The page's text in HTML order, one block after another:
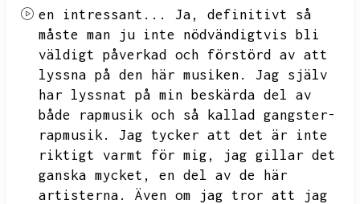
en intressant... Ja,
definitivt så
måste man ju inte nödvändigtvis bli
väldigt påverkad och förstörd av att
lyssna på den här musiken.
Jag själv
har lyssnat på min beskärda del av
både rapmusik och så kallad gangster-
rapmusik.
Jag tycker att det är inte
riktigt varmt för mig,
jag gillar det
ganska mycket,
en del av de här
artisterna.
Även om jag tror att jag